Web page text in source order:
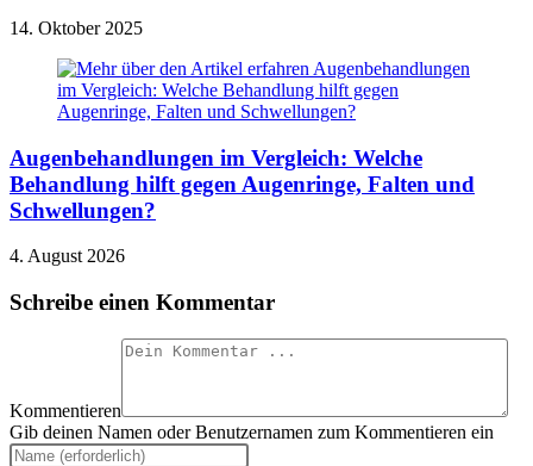
14. Oktober 2025
Augenbehandlungen im Vergleich: Welche
Behandlung hilft gegen Augenringe, Falten und
Schwellungen?
4. August 2026
Schreibe einen Kommentar
Kommentieren
Gib deinen Namen oder Benutzernamen zum Kommentieren ein